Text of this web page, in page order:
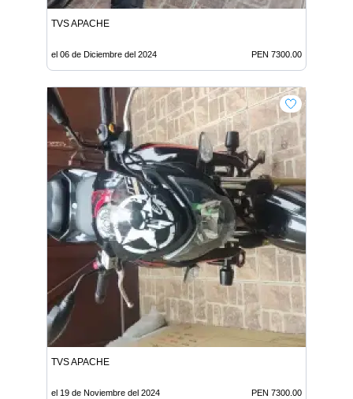
TVS APACHE
el 06 de Diciembre del 2024 PEN 7300.00
TVS APACHE
el 19 de Noviembre del 2024 PEN 7300.00